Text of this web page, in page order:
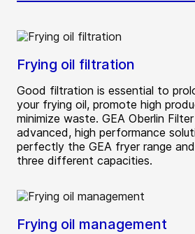
Frying oil filtration
Good filtration is essential to
your frying oil, promote high
minimize waste. GEA Oberlin
advanced, high performance
perfectly the GEA fryer range
three different capacities.
Frying oil management